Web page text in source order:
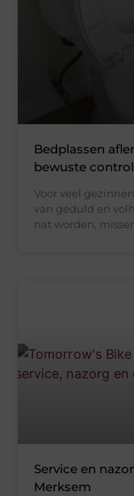
Bedplassen
bewuste
Voor veel
van geduld en
nat worden,
Service en
Merksem